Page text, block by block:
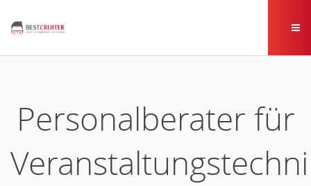
Personalberater für